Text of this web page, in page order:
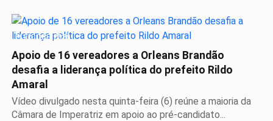
ELEIÇÕES 2026
Apoio de 16 vereadores a Orleans Brandão
desafia a liderança política do prefeito Rildo
Amaral
Vídeo divulgado nesta quinta-feira (6) reúne a maioria da
Câmara de Imperatriz em apoio ao pré-candidato...